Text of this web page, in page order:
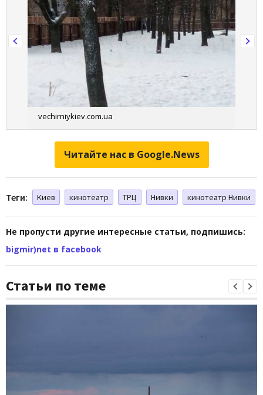
vechirniykiev.com.ua
Читайте нас в Google.News
Теги: Киев кинотеатр ТРЦ Нивки кинотеатр Нивки
Не пропусти другие интересные статьи, подпишись:
bigmir)net в facebook
Статьи по теме